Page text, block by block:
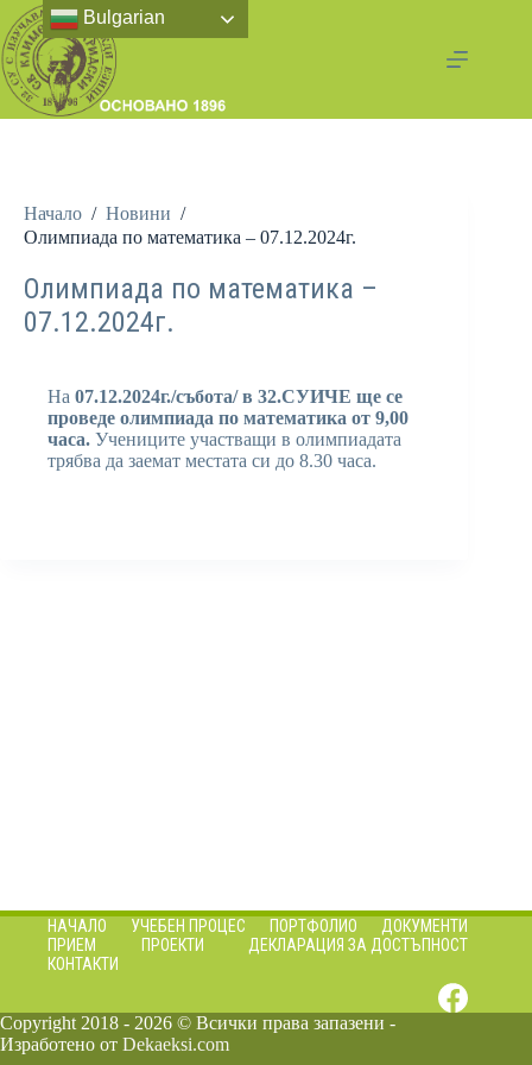
Начало / Новини /
Олимпиада по математика – 07.12.2024г.
Олимпиада по математика –
07.12.2024г.
На 07.12.2024г./събота/ в 32.СУИЧЕ ще се
проведе олимпиада по математика от 9,00
часа. Учениците участващи в олимпиадата
трябва да заемат местата си до 8.30 часа.
НАЧАЛО УЧЕБЕН ПРОЦЕС ПОРТФОЛИО
ДОКУМЕНТИ
ПРИЕМ
ПРОЕКТИ
ДЕКЛАРАЦИЯ ЗА ДОСТЪПНОСТ
КОНТАКТИ
Copyright 2018 - 2026 © Всички права запазени -
Изработено от Dekaeksi.com
Bulgarian